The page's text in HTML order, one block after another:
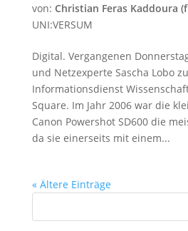
von: Christian Feras Kaddoura
UNI:VERSUM
Digital. Vergangenen
und Netzexperte Sascha Lobo
Informationsdienst
Square. Im Jahr 2006 war die
Canon Powershot SD600 die
da sie einerseits mit einem...
« Ältere Einträge